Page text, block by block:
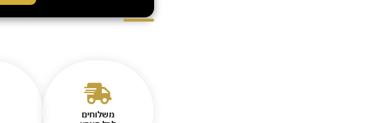
משלוחים